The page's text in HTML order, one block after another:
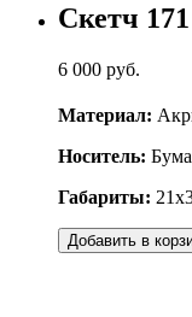
Скетч 171
6 000 руб.
Материал:
Носитель:
Габариты:
Добавить в